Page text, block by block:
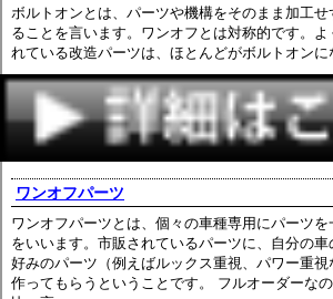
ボルトオンとは、パーツや機構をそのまま加工
ることを言います。ワンオフとは対称的です。
れている改造パーツは、ほとんどがボルトオンに
ワンオフパーツ
ワンオフパーツとは、個々の車種専用にパーツ
をいいます。市販されているパーツに、自分の
好みのパーツ（例えばルックス重視、パワー重
作ってもらうということです。 フルオーダーな